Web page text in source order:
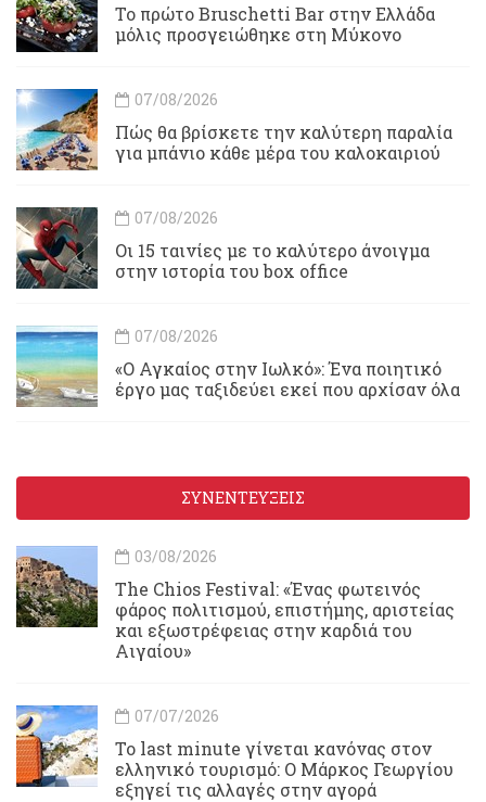
Το πρώτο Bruschetti Bar στην Ελλάδα
μόλις προσγειώθηκε στη Μύκονο
07/08/2026
Πώς θα βρίσκετε την καλύτερη παραλία
για μπάνιο κάθε μέρα του καλοκαιριού
07/08/2026
Οι 15 ταινίες με το καλύτερο άνοιγμα
στην ιστορία του box office
07/08/2026
«Ο Αγκαίος στην Ιωλκό»: Ένα ποιητικό
έργο μας ταξιδεύει εκεί που αρχίσαν όλα
ΣΥΝΕΝΤΕΥΞΕΙΣ
03/08/2026
Τhe Chios Festival: «Ένας φωτεινός
φάρος πολιτισμού, επιστήμης, αριστείας
και εξωστρέφειας στην καρδιά του
Αιγαίου»
07/07/2026
Το last minute γίνεται κανόνας στον
ελληνικό τουρισμό: Ο Μάρκος Γεωργίου
εξηγεί τις αλλαγές στην αγορά